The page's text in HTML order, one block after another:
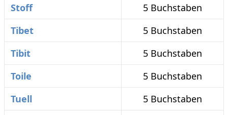
Stoff
5 Buchstaben
Tibet
5 Buchstaben
Tibit
5 Buchstaben
Toile
5 Buchstaben
Tuell
5 Buchstaben